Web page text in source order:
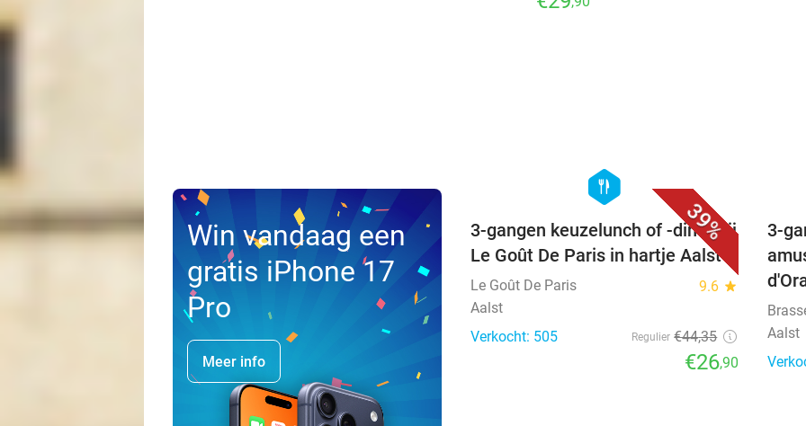
Win vandaag een
gratis iPhone 17
Pro
Meer info
39%
hexagon
food
3-gangen keuzelunch of -diner bij
Le Goût De Paris in hartje Aalst
Le Goût De Paris 9.6 star
Aalst
Verkocht: 505
Regulier €44,35
€26,90
3-
Aalst